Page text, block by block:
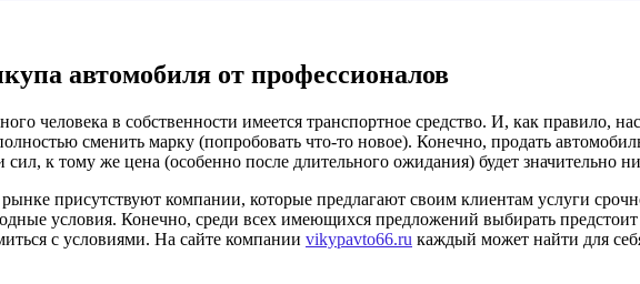
автомобиля от профессионалов
человека в собственности имеется транспортное средство. И, как правило,
сменить марку (попробовать что-то новое). Конечно, продать
к тому же цена (особенно после длительного ожидания) будет значительно
присутствуют компании, которые предлагают своим клиентам услуги
условия. Конечно, среди всех имеющихся предложений выбирать предстоит
с условиями. На сайте компании vikypavto66.ru каждый может найти для